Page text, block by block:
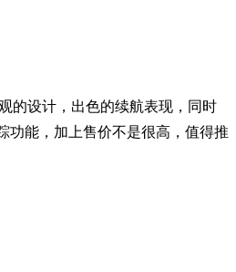
的设计，出色的续航表现，同时
功能，加上售价不是很高，值得推